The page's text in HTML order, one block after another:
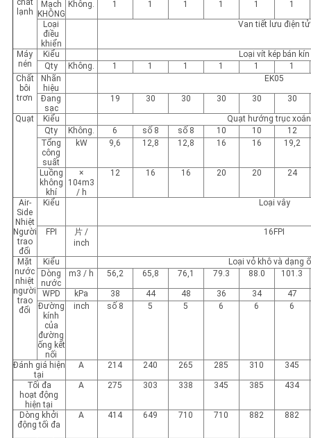
chất
lạnh
Mạch
KHÔNG
Không. 1 1 1 1 1 1
Loại
điều
khiển
Van tiết lưu điện tử
Máy
nén
Kiểu
Loại vít kép bán kín
Qty
Không. 1 1 1 1 1
1
Chất
bôi
trơn
Nhãn
hiệu
EK05
Đang
sạc
19 30 30 30 30 30
Quạt Kiểu
Quạt hướng trục
Qty
Không. 6 số 8 số 8 10 10
12
Tổng
công
suất
kW 9,6 12,8 12,8 16 16 19,2
Luồng
không
khí
×
104m3
/ h
12 16 16 20 20 24
Air-
Side
Nhiệt
Người
trao
đổi
Kiểu Loại vây
FPI
片 /
inch
16FPI
Mặt
nước
nhiệt
người
trao
đổi
Kiểu
Loại vỏ khô và dạng
Dòng
nước
m3 / h 56,2 65,8 76,1 79.3 88.0 101.3
WPD kPa 38 44 48 36 34
47
Đường
kính
của
đường
ống kết
nối
inch số 8 5 5 6 6 6
Đánh giá hiện
tại
A 214 240 265 285 310 345
Tối đa
hoạt động
hiện tại
A 275 303 338 345 385 434
Dòng khởi
động tối đa
A 414 649 710 710 882 882